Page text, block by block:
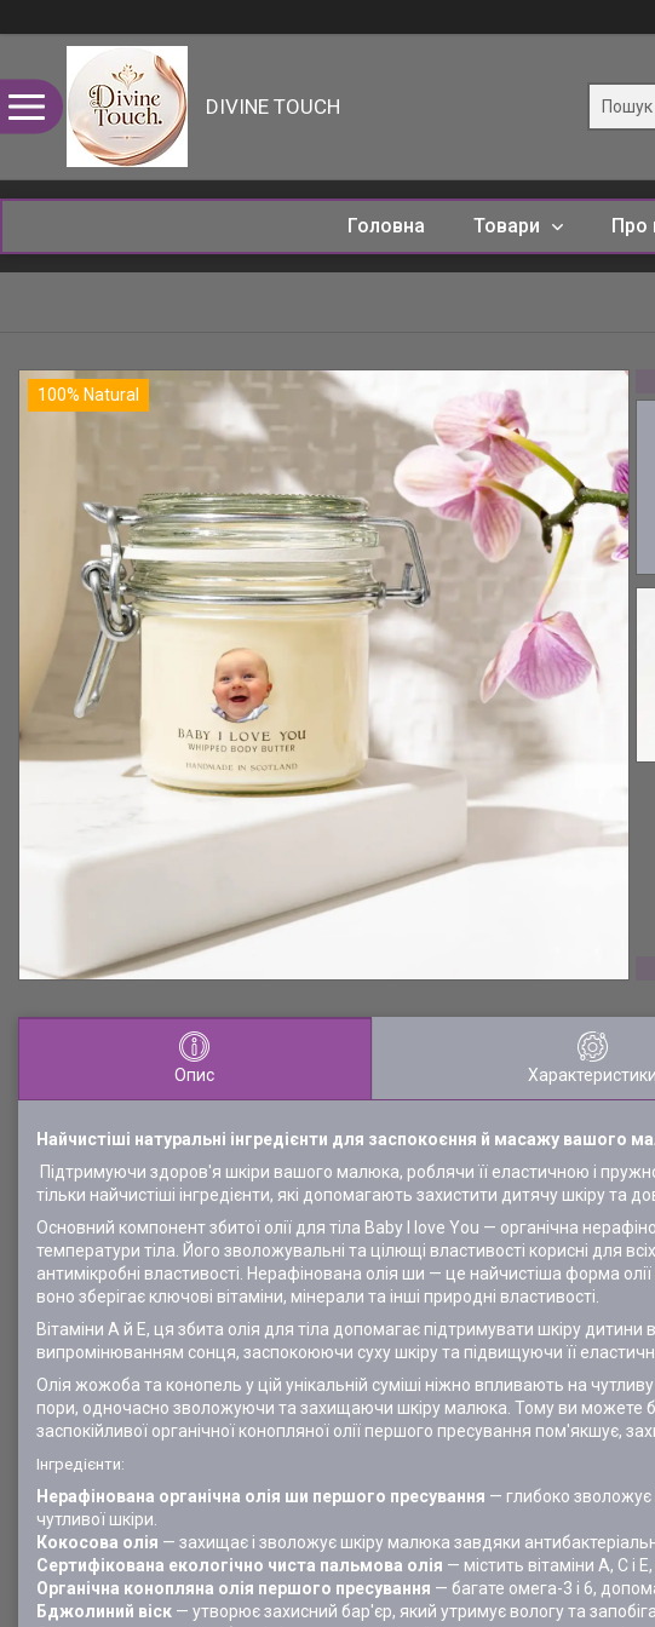
DIVINE TOUCH
Головна Товари Про
100% Natural
Опис Характеристики
Найчистіші натуральні інгредієнти для заспокоєння й масажу вашого
Підтримуючи здоров'я шкіри вашого малюка, роблячи її еластичною і
тільки найчистіші інгредієнти, які допомагають захистити дитячу шкіру та
Основний компонент збитої олії для тіла Baby I love You — органічна
температури тіла. Його зволожувальні та цілющі властивості корисні для
антимікробні властивості. Нерафінована олія ши — це найчистіша форма
воно зберігає ключові вітаміни, мінерали та інші природні властивості.
Вітаміни А й Е, ця збита олія для тіла допомагає підтримувати шкіру
випромінюванням сонця, заспокоюючи суху шкіру та підвищуючи її
Олія жожоба та конопель у цій унікальній суміші ніжно впливають на
пори, одночасно зволожуючи та захищаючи шкіру малюка. Тому ви можете
заспокійливої органічної конопляної олії першого пресування пом'якшує,
Інгредієнти:
Нерафінована органічна олія ши першого пресування — глибоко зволожує
чутливої шкіри.
Кокосова олія — захищає і зволожує шкіру малюка завдяки
Сертифікована екологічно чиста пальмова олія — містить вітаміни A, C
Органічна конопляна олія першого пресування — багате омега-3 і 6,
Бджолиний віск — утворює захисний бар'єр, який утримує вологу та